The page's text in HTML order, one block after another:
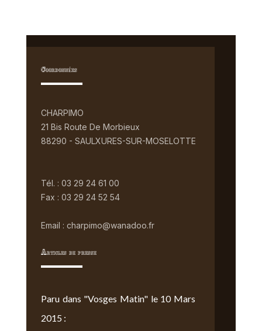
Coordonnées
CHARPIMO
21 Bis Route De Morbieux
88290 - SAULXURES-SUR-MOSELOTTE
Tél. : 03 29 24 61 00
Fax : 03 29 24 52 54
Email : charpimo@wanadoo.fr
Articles de presse
Paru dans "Vosges Matin" le 10 Mars
2015 :